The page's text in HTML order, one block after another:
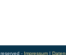
- Impressum|